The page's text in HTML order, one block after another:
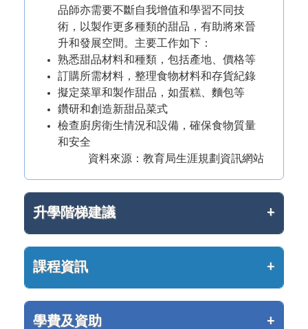
品師亦需要不斷自我增值和學習不同技
術，以製作更多種類的甜品，有助將來晉
升和發展空間。主要工作如下：
熟悉甜品材料和種類，包括產地、價格等
訂購所需材料，整理食物材料和存貨紀錄
擬定菜單和製作甜品，如蛋糕、麵包等
鑽研和創造新甜品菜式
檢查廚房衛生情況和設備，確保食物質量
和安全
資料來源：教育局生涯規劃資訊網站
升學階梯建議
課程資訊
學費及資助